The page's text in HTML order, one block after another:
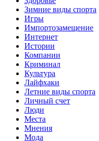
Зимние виды спорта
Игры
Импортозамещение
Интернет
Истории
Компании
Криминал
Культура
Лайфхаки
Летние виды спорта
Личный счет
Люди
Места
Мнения
Мода